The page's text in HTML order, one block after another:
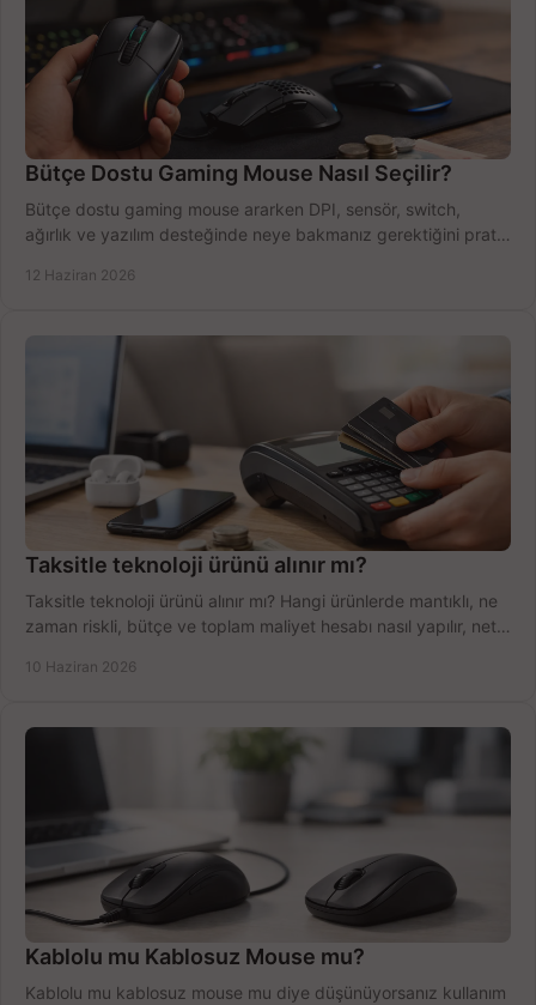
Bütçe Dostu Gaming Mouse Nasıl Seçilir?
Bütçe dostu gaming mouse ararken DPI, sensör, switch,
ağırlık ve yazılım desteğinde neye bakmanız gerektiğini pratik
12 Haziran 2026
Taksitle teknoloji ürünü alınır mı?
Taksitle teknoloji ürünü alınır mı? Hangi ürünlerde mantıklı, ne
zaman riskli, bütçe ve toplam maliyet hesabı nasıl yapılır, net
10 Haziran 2026
Kablolu mu Kablosuz Mouse mu?
Kablolu mu kablosuz mouse mu diye düşünüyorsanız kullanım